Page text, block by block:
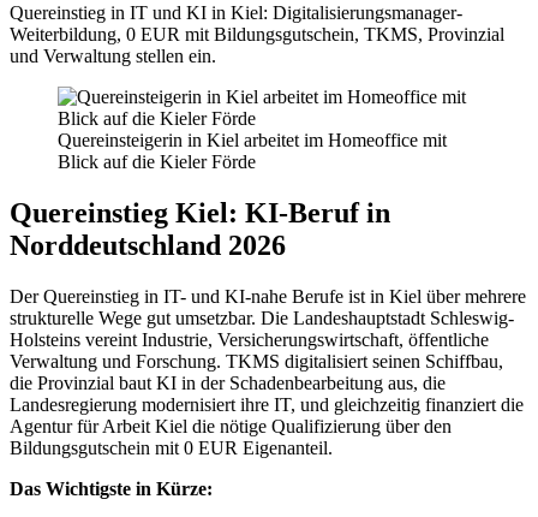
Quereinstieg in IT und KI in Kiel: Digitalisierungsmanager-
Weiterbildung, 0 EUR mit Bildungsgutschein, TKMS, Provinzial
und Verwaltung stellen ein.
Quereinsteigerin in Kiel arbeitet im Homeoffice mit
Blick auf die Kieler Förde
Quereinstieg Kiel: KI-Beruf in
Norddeutschland 2026
Der Quereinstieg in IT- und KI-nahe Berufe ist in Kiel über mehrere
strukturelle Wege gut umsetzbar. Die Landeshauptstadt Schleswig-
Holsteins vereint Industrie, Versicherungswirtschaft, öffentliche
Verwaltung und Forschung. TKMS digitalisiert seinen Schiffbau,
die Provinzial baut KI in der Schadenbearbeitung aus, die
Landesregierung modernisiert ihre IT, und gleichzeitig finanziert die
Agentur für Arbeit Kiel die nötige Qualifizierung über den
Bildungsgutschein mit 0 EUR Eigenanteil.
Das Wichtigste in Kürze: